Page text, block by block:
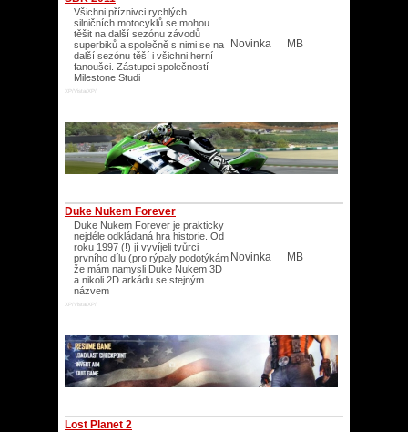
Všichni příznivci rychlých
silničních motocyklů se mohou
těšit na další sezónu závodů
superbiků a společně s nimi se na
další sezónu těší i všichni herní
fanoušci. Zástupci společností
Milestone Studi
XP/Vista/XP/
Novinka MB
Duke Nukem Forever
Duke Nukem Forever je prakticky
nejdéle odkládaná hra historie. Od
roku 1997 (!) jí vyvíjeli tvůrci
prvního dílu (pro rýpaly podotýkám
že mám namysli Duke Nukem 3D
a nikoli 2D arkádu se stejným
názvem
XP/Vista/XP/
Novinka MB
Lost Planet 2